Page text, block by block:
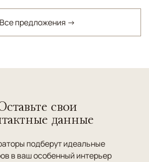
Все предложения →
свои
данные
подберут идеальные
в ваш особенный интерьер